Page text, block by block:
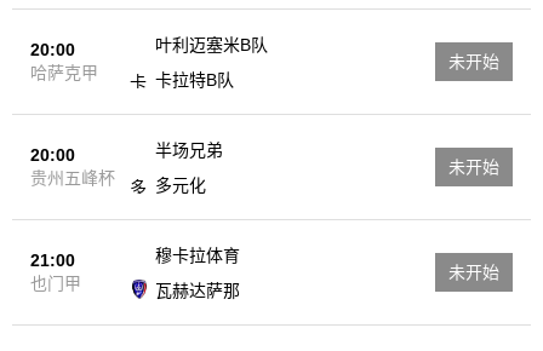
20:00
哈萨克甲
叶利迈塞米B队
卡拉特B队
未开始
20:00
贵州五峰杯
半场兄弟
多元化
未开始
21:00
也门甲
穆卡拉体育
瓦赫达萨那
未开始